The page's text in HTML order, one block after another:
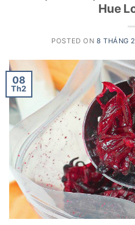
Hue
POSTED ON 8 THÁNG
08
Th2